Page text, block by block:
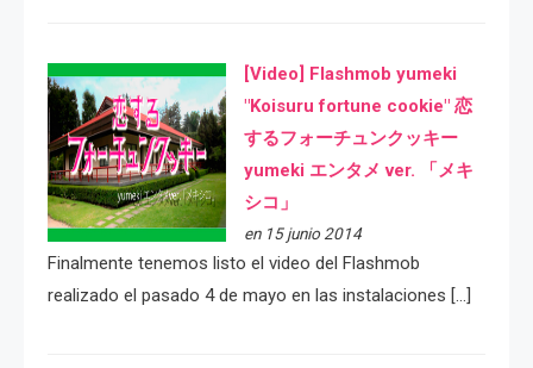
[Video] Flashmob yumeki
"Koisuru fortune cookie" 恋
するフォーチュンクッキー
yumeki エンタメ ver. 「メキ
シコ」
en 15 junio 2014
Finalmente tenemos listo el video del Flashmob
realizado el pasado 4 de mayo en las instalaciones […]